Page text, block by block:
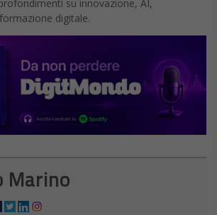
su innovazione, AI,
digitale.
Marino